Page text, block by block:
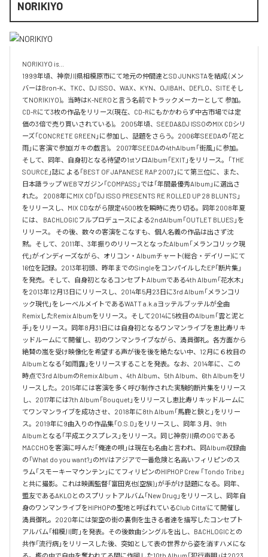
NORIKIYO
NORIKIYO is...
1999年頃、神奈川県相模原市にて地元の仲間達とSD JUNKSTAを結成 (メン
バーはBron-K、TKC、DJ ISSO、WAX、KYN、OJIBAH、DEFLO、SITEそし
てNORIKIYO)。当時はK-NEROと言う名前でトラックメーカーとして 参加。
CD-Rにて3枚の作品をリリース(現在、CD-Rにもかかわらず中古市場では定
価の3倍で売り買いされている)。 2005年頃、SEEDA&DJ ISSOのMIX CDシリ
ーズ「CONCRETE GREEN」に参加し、話題をさらう。2006年SEEDAの「花と
雨」に客演で参加(ガキの戯言)。 2007年SEEDAの4thAlbum「街風」に参加。
そして、同年、自身初となる待望の1stソロAlbum「EXIT」をリリース。「THE
SOURCE」誌に よる「BEST OF JAPANESE RAP 2007」にて第三位に、また、
日本語ラップ WEBマガジン「COMPASS」では「年間最優秀Album」に選出さ
れた。 2008年にMIX CD「DJ ISSO PRESENTS RE ROLLED UP 28 BLUNTS」
をリリースし、MIX CDながら限定4500枚を瞬時に売り切る。同年2008年夏
には、 BACHLOGICフルプロデュースによる2ndAlbum「OUTLET BLUES」を
リリース。 その後、数々の客演をこなすも、個人名義の作品は出さず沈
黙。そして、2011年、3年振りのリリースとなったAlbum「メランコリック現
代」がインディーズながら、オリコン・Albumチャート(総合・デイリー)にて
16位を記録。2013年初頭、昨年までのSingleをコンパイルしたEP「断片集」
を発売。そして、自身初となるコンセプトAlbumである4th Album「花水木」
を2013年12月13日にリリースし、2014年5月23日に3rd Album「メランコリ
ック現代」をレーベルメイトであるWATT a.k.aヨッテルブッテルが全曲
RemixしたRemix Albumをリリース。そして2014に5枚目のAlbum「雲と泥と
手」をリリース。同年8月31日には自身初となるワンマンライブを恵比寿リキ
ッドルームにて開催し、初のワンマンライブながら、満員御礼。各方面から
絶賛の嵐を受け映像化を希望する声が後を後を絶たない中、12月に６枚目の
Albumとなる「如雨露」をリリースすることを発表。なお、2014年に、この
時点で3rd AlbumのRemix Album 、4th Album、5th Album、6th Albumをリ
リースした。2015年には客演を多く呼び制作された実験的断片集をリリース
し、2017年には7th Album「Bouquet」をリリースし恵比寿リキッドルームに
てワンマンライブを成功させ、2018年に8th Album「馬鹿と鋏と」をリリー
ス。2019年に9曲入りの作品集「O.S.D」をリリースし、同年３月、9th
Albumとなる「平成エクスプレス」をリリース。同じ神奈川県のOGである
MACCHOを客演に呼んだ「俺達の唄」は現在も名曲と言われ、同Album収録曲
の「What do you want?」のMVはアジアで一番危険と名高いフィリピンのス
ラム「スモーキーマウンテン」にてフィリピンのHIPHOP Crew 「Tondo Tribe」
と共に撮影。これは映画監督「富田克也(空族)」が手がけ話題になる。同年、
盟友であるAKLOとのスプリットアルバム「New Drug」をリリースし、同年自
身のワンマンライブをHIPHOPの聖地と呼ばれているClub Citta’にて開催し
満員御礼。2020年には架空の街の裏側を生きる者達を描写したコンセプト
アルバム「相模川町」を発表。その後数曲シングルを出し、BACHLOGICとの
共作「流行病」をリリースした後、突如として表の世界から姿を消すハメにな
る。檻の中で自由を奪われてる間に作詞した10th Album「犯行声明」は2023